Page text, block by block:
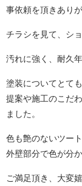
事依頼を頂きあり
チラシを見て、シ
汚れに強く、耐久
塗装についてとて
提案や施工のこだ
ました。
色も艶のないツー
外壁部分で色が分
ご満足頂き、大変